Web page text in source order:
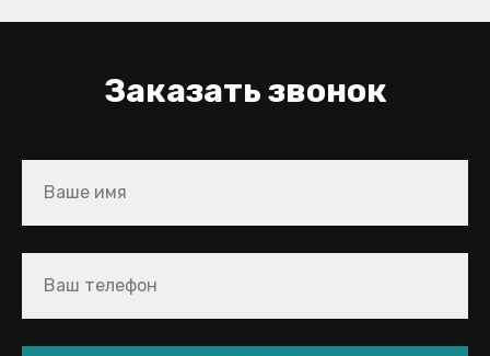
Заказать звонок